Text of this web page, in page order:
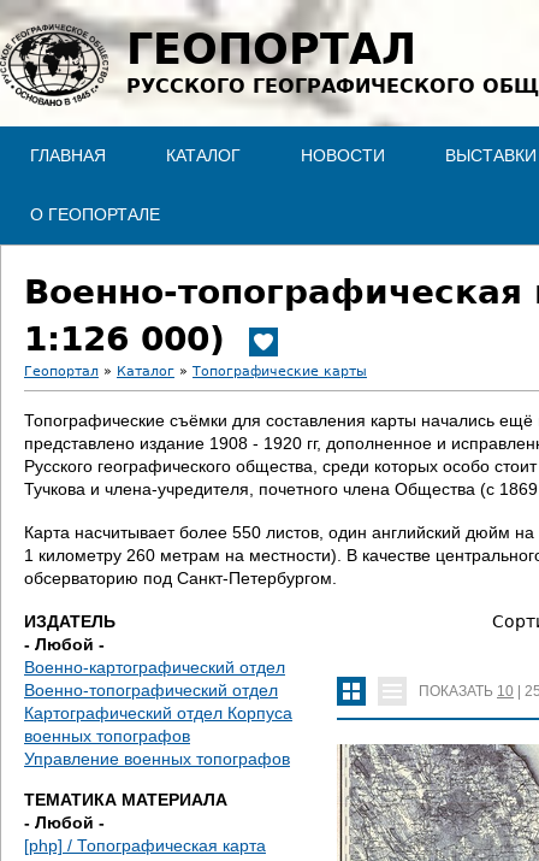
Jump to navigation
ГЕОПОРТАЛ
РУССКОГО ГЕОГРАФИЧЕСКОГО
ГЛАВНАЯ КАТАЛОГ НОВОСТИ ВЫСТАВКИ
О ГЕОПОРТАЛЕ
Военно-
1:126 000)
В
ы
з
д
с
ь
Геопортал » Каталог » Топографические карты
Топографические съёмки для составления карты начались
представлено издание 1908 - 1920 гг, дополненное и
Русского географического общества, среди которых особо
Тучкова и члена-учредителя, почетного члена Общества (с
Карта насчитывает более 550 листов, один английский дюйм
1 километру 260 метрам на местности). В качестве
обсерваторию под Санкт-Петербургом.
ИЗДАТЕЛЬ
- Любой -
Военно-картографический отдел
Военно-топографический отдел
Картографический отдел Корпуса
военных топографов
Управление военных топографов
ТЕМАТИКА МАТЕРИАЛА
- Любой -
[php] / Топографическая карта
ПОКАЗАТЬ 10 |